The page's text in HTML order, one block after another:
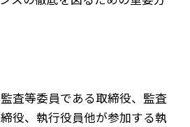
査等委員である取締役、監査
役、執行役員他が参加する執